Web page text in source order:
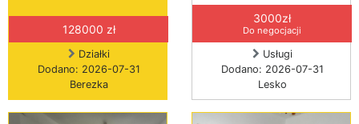
128000 zł
Działki
Dodano: 2026-07-31
Berezka
3000zł
Do negocjacji
Usługi
Dodano: 2026-07-31
Lesko